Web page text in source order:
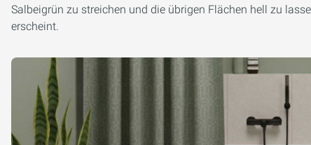
Salbeigrün zu streichen und die übrigen Flächen hell zu
erscheint.